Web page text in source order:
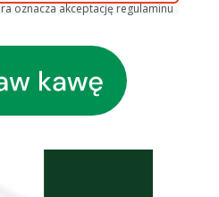
oznacza akceptację regulaminu